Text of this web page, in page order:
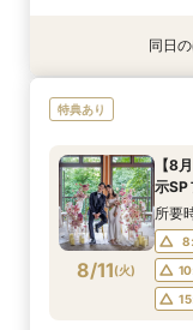
8/9(日)
【2
同日
特典あり
8/11(火)
【8
示SP
所要